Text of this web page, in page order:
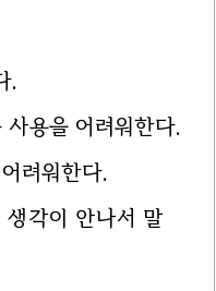
.
용을 어려워한다.
려워한다.
생각이 안나서 말